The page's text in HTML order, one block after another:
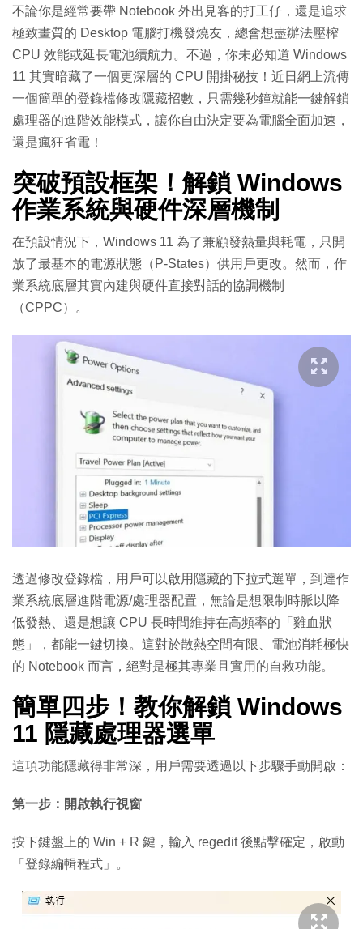
不論你是經常要帶 Notebook 外出見客的打工仔，還是追求
極致畫質的 Desktop 電腦打機發燒友，總會想盡辦法壓榨
CPU 效能或延長電池續航力。不過，你未必知道 Windows
11 其實暗藏了一個更深層的 CPU 開掛秘技！近日網上流傳
一個簡單的登錄檔修改隱藏招數，只需幾秒鐘就能一鍵解鎖
處理器的進階效能模式，讓你自由決定要為電腦全面加速，
還是瘋狂省電！
突破預設框架！解鎖 Windows
作業系統與硬件深層機制
在預設情況下，Windows 11 為了兼顧發熱量與耗電，只開
放了最基本的電源狀態（P-States）供用戶更改。然而，作
業系統底層其實內建與硬件直接對話的協調機制
（CPPC）。
透過修改登錄檔，用戶可以啟用隱藏的下拉式選單，到達作
業系統底層進階電源/處理器配置，無論是想限制時脈以降
低發熱、還是想讓 CPU 長時間維持在高頻率的「雞血狀
態」，都能一鍵切換。這對於散熱空間有限、電池消耗極快
的 Notebook 而言，絕對是極其專業且實用的自救功能。
簡單四步！教你解鎖 Windows
11 隱藏處理器選單
這項功能隱藏得非常深，用戶需要透過以下步驟手動開啟：
第一步：開啟執行視窗
按下鍵盤上的 Win + R 鍵，輸入 regedit後點擊確定，啟動
「登錄編輯程式」。